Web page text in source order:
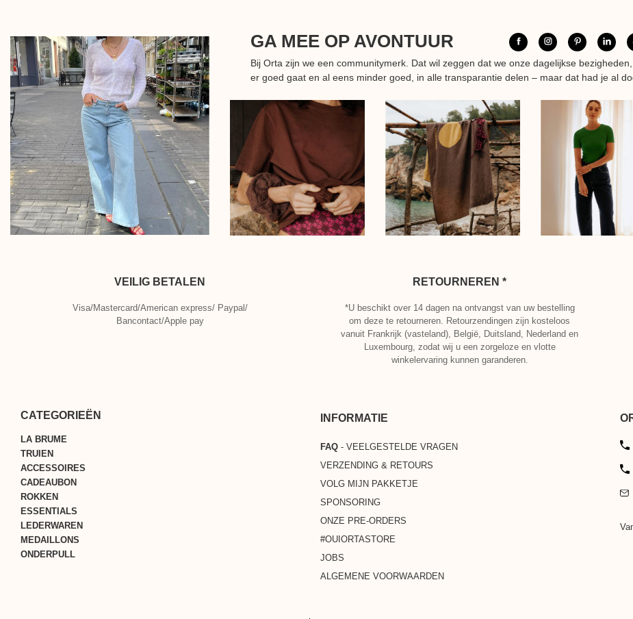
GA MEE OP AVONTUUR
Bij Orta zijn we een communitymerk. Dat wil zeggen dat we onze dagelijkse
er goed gaat en al eens minder goed, in alle transparantie delen – maar dat had je al
VEILIG BETALEN
Visa/Mastercard/American express/ Paypal/
Bancontact/Apple pay
RETOURNEREN *
*U beschikt over 14 dagen na ontvangst van uw bestelling
om deze te retourneren. Retourzendingen zijn kosteloos
vanuit Frankrijk (vasteland), België, Duitsland, Nederland en
Luxembourg, zodat wij u een zorgeloze en vlotte
winkelervaring kunnen garanderen.
CATEGORIEËN
LA BRUME
TRUIEN
ACCESSOIRES
CADEAUBON
ROKKEN
ESSENTIALS
LEDERWAREN
MEDAILLONS
ONDERPULL
INFORMATIE
ALGEMENE VOORWAARDEN
VERZENDING & RETOURS
ONZE PRE-ORDERS
#OUIORTASTORE
SPONSORING
FAQ- VEELGESTELDE VRAGEN
VOLG MIJN PAKKETJE
JOBS